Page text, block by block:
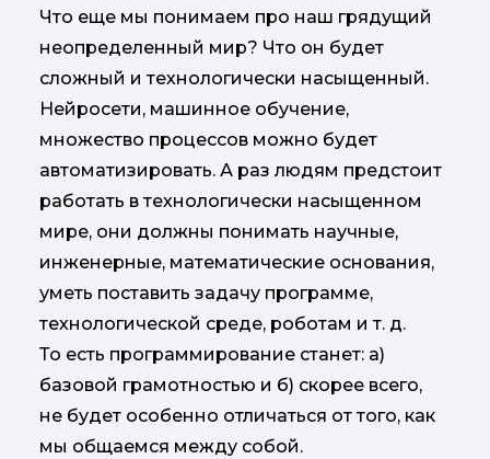
Что еще мы понимаем про наш грядущий
неопределенный мир? Что он будет
сложный и технологически насыщенный.
Нейросети, машинное обучение,
множество процессов можно будет
автоматизировать. А раз людям предстоит
работать в технологически насыщенном
мире, они должны понимать научные,
инженерные, математические основания,
уметь поставить задачу программе,
технологической среде, роботам и т. д.
То есть программирование станет: а)
базовой грамотностью и б) скорее всего,
не будет особенно отличаться от того, как
мы общаемся между собой.